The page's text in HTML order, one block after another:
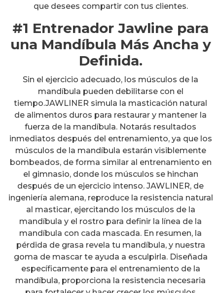
que desees compartir con tus clientes.
#1 Entrenador Jawline para
una Mandíbula Más Ancha y
Definida.
Sin el ejercicio adecuado, los músculos de la
mandíbula pueden debilitarse con el
tiempo.JAWLINER simula la masticación natural
de alimentos duros para restaurar y mantener la
fuerza de la mandíbula. Notarás resultados
inmediatos después del entrenamiento, ya que los
músculos de la mandíbula estarán visiblemente
bombeados, de forma similar al entrenamiento en
el gimnasio, donde los músculos se hinchan
después de un ejercicio intenso. JAWLINER, de
ingeniería alemana, reproduce la resistencia natural
al masticar, ejercitando los músculos de la
mandíbula y el rostro para definir la línea de la
mandíbula con cada mascada. En resumen, la
pérdida de grasa revela tu mandíbula, y nuestra
goma de mascar te ayuda a esculpirla. Diseñada
específicamente para el entrenamiento de la
mandíbula, proporciona la resistencia necesaria